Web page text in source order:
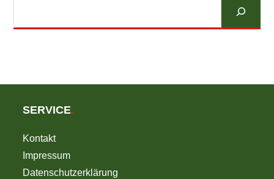
SERVICE.
Kontakt
Impressum
Datenschutzerklärung